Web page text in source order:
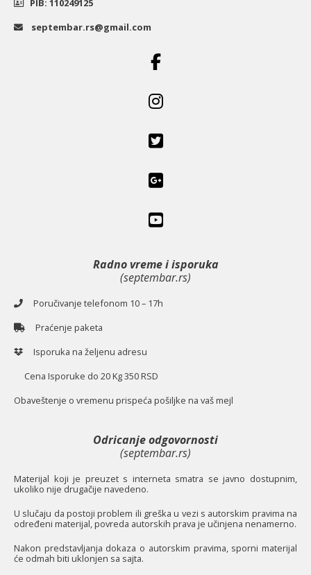
PIB: 110249125
septembar.rs@gmail.com
Radno vreme i isporuka
(septembar.rs)
Poručivanje telefonom 10 – 17h
Praćenje paketa
Isporuka na željenu adresu
Cena Isporuke do 20 Kg 350 RSD
Obaveštenje o vremenu prispeća pošiljke na vaš mejl
Odricanje odgovornosti
(septembar.rs)
Materijal koji je preuzet s interneta smatra se javno dostupnim,
ukoliko nije drugačije navedeno.
U slučaju da postoji problem ili greška u vezi s autorskim pravima na
određeni materijal, povreda autorskih prava je učinjena nenamerno.
Nakon predstavljanja dokaza o autorskim pravima, sporni materijal
će odmah biti uklonjen sa sajta.